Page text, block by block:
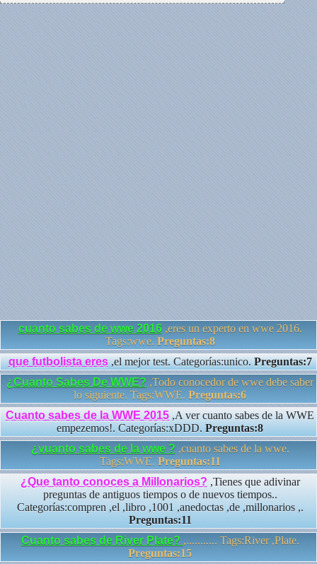
cuanto sabes de wwe 2016,eres un experto en wwe 2016.
Tags:wwe. Preguntas:8
que futbolista eres,el mejor test. Categorías:unico.Preguntas:7
¿Cuanto Sabes De WWE? ,Todo conocedor de wwe debe saber
lo siguiente. Tags:WWE. Preguntas:6
Cuanto sabes de la WWE 2015 ,A ver cuanto sabes de la WWE
empezemos!. Categorías:xDDD. Preguntas:8
¿vuanto sabes de la wwe ? ,cuanto sabes de la wwe.
Tags:WWE. Preguntas:11
¿Que tanto conoces a Millonarios? ,Tienes que adivinar
preguntas de antiguos tiempos o de nuevos tiempos..
Categorías:compren ,el ,libro ,1001 ,anedoctas ,de ,millonarios ,.
Preguntas:11
Cuanto sabes de River Plate? ,........... Tags:River ,Plate.
Preguntas:15